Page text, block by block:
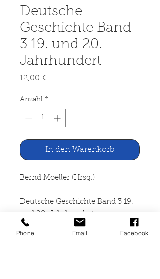
Deutsche
Geschichte Band
3 19. und 20.
Jahrhundert
12,00 €Preis
Anzahl *
In den Warenkorb
Bernd Moeller (Hrsg.)
Deutsche Geschichte Band 3 19.
und 20. Jahrhundert
Vandenhoeck & Ruprecht,
Phone Email Facebook